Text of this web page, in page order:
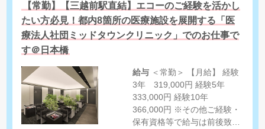
【常勤】【三越前駅直結】エコーのご経験を活かし
たい方必見！都内8箇所の医療施設を展開する「医
療法人社団ミッドタウンクリニック」でのお仕事で
す＠日本橋
給与
3年 319,000円 経験5年
333,000円 経験10年
366,000円 ※その他ご経験・
保有資格等で給与は前後致し